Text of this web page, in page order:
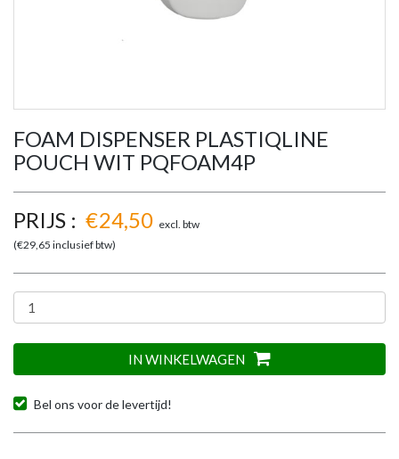
FOAM DISPENSER PLASTIQLINE
POUCH WIT PQFOAM4P
PRIJS : €24,50 excl. btw
(€29,65 inclusief btw)
IN WINKELWAGEN
Bel ons voor de levertijd!